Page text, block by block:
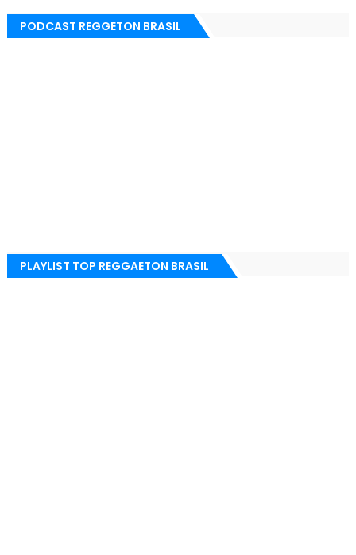
PODCAST REGGETON BRASIL
PLAYLIST TOP REGGAETON BRASIL